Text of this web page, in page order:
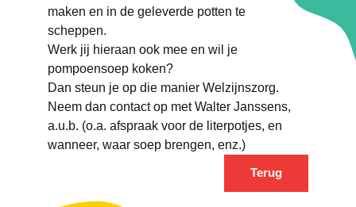
maken en in de geleverde potten te
scheppen.
Werk jij hieraan ook mee en wil je
pompoensoep koken?
Dan steun je op die manier Welzijnszorg.
Neem dan contact op met Walter Janssens,
a.u.b. (o.a. afspraak voor de literpotjes, en
wanneer, waar soep brengen, enz.)
Terug